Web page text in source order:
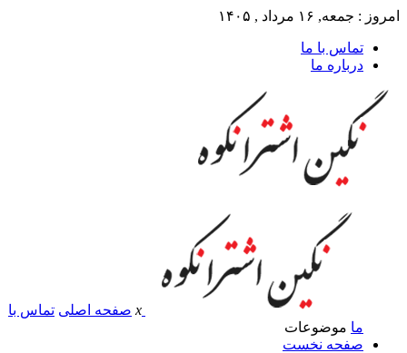
امروز : جمعه, ۱۶ مرداد , ۱۴۰۵
تماس با ما
درباره ما
x صفحه اصلی تماس با
ما موضوعات
صفحه نخست